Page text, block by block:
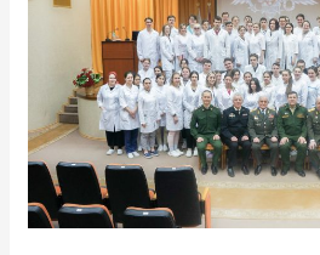
студентами
медицинского
колледжа